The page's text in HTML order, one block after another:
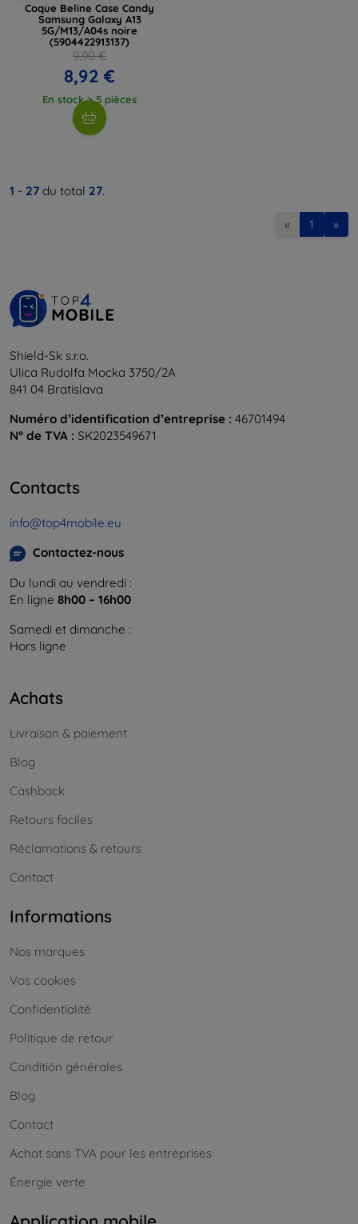
Coque Beline Case Candy
Samsung Galaxy A13
5G/M13/A04s noire
(5904422913137)
9,90 €
8,92 €
En stock > 5 pièces
1 - 27 du total 27.
« 1 »
Shield-Sk s.r.o.
Ulica Rudolfa Mocka 3750/2A
841 04 Bratislava
Numéro d’identification d’entreprise : 46701494
N° de TVA : SK2023549671
Contacts
info@top4mobile.eu
Contactez-nous
Du lundi au vendredi :
En ligne 8h00 – 16h00
Samedi et dimanche :
Hors ligne
Achats
Livraison & paiement
Blog
Cashback
Retours faciles
Réclamations & retours
Contact
Informations
Nos marques
Vos cookies
Confidentialité
Politique de retour
Conditión générales
Blog
Contact
Achat sans TVA pour les entreprises
Énergie verte